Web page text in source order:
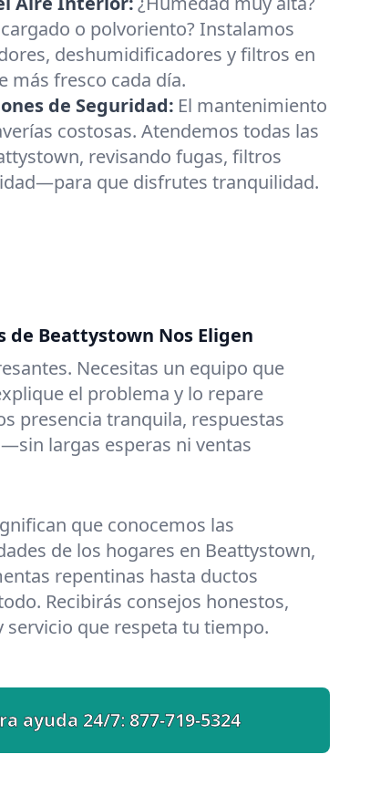
o polvoriento? Instalamos
deshumidificadores y filtros en
más fresco cada día.
de Seguridad: El mantenimiento
costosas. Atendemos todas las
revisando fugas, filtros
que disfrutes tranquilidad.
de Beattystown Nos Eligen
Necesitas un equipo que
el problema y lo repare
presencia tranquila, respuestas
largas esperas ni ventas
que conocemos las
de los hogares en Beattystown,
repentinas hasta ductos
Recibirás consejos honestos,
servicio que respeta tu tiempo.
ayuda 24/7:877-719-5324